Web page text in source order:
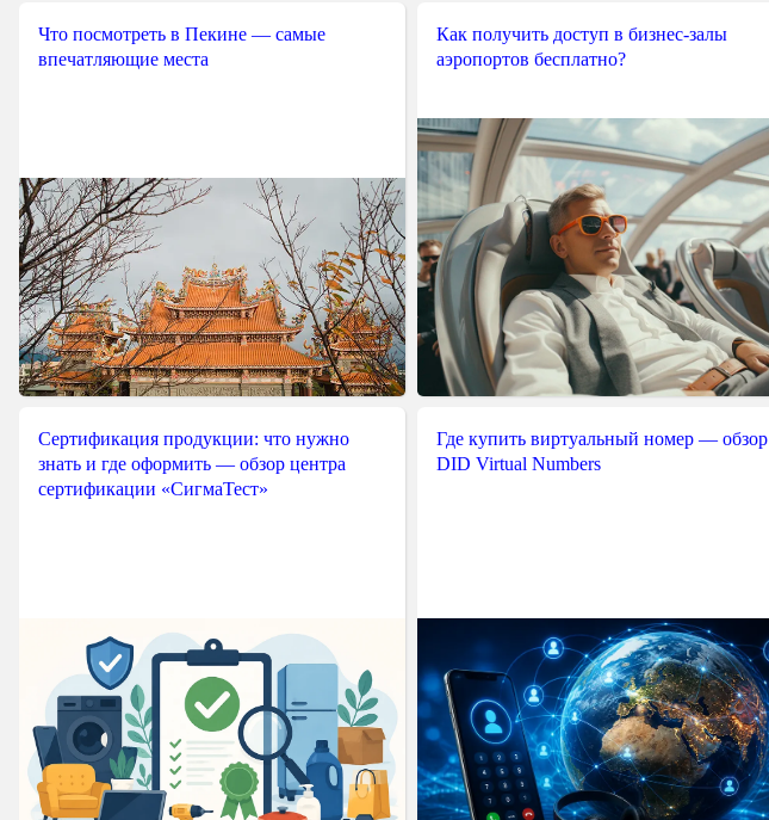
Что посмотреть в Пекине — самые
впечатляющие места
Как получить доступ в бизнес-залы
аэропортов бесплатно?
Сертификация продукции: что нужно
знать и где оформить — обзор центра
сертификации «СигмаТест»
Где купить виртуальный номер — обзор
DID Virtual Numbers